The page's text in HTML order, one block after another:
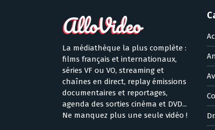
La médiathèque la plus complète :
films français et internationaux,
séries VF ou VO, streaming et
chaînes en direct, replay émissions
documentaires et reportages,
agenda des sorties cinéma et DVD...
Ne manquez plus une seule vidéo !